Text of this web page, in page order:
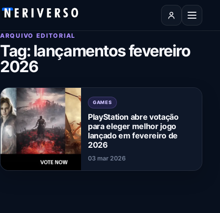
Pular para o conteúdo
Abrir
ARQUIVO EDITORIAL
Tag: lançamentos fevereiro
2026
GAMES
PlayStation abre votação
para eleger melhor jogo
lançado em fevereiro de
2026
03 mar 2026